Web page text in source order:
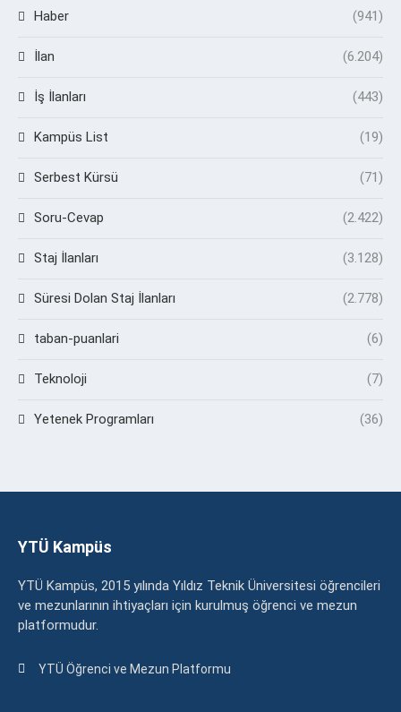
Haber (941)
İlan (6.204)
İş İlanları (443)
Kampüs List (19)
Serbest Kürsü (71)
Soru-Cevap (2.422)
Staj İlanları (3.128)
Süresi Dolan Staj İlanları (2.778)
taban-puanlari (6)
Teknoloji (7)
Yetenek Programları (36)
YTÜ Kampüs
YTÜ Kampüs, 2015 yılında Yıldız Teknik Üniversitesi öğrencileri
ve mezunlarının ihtiyaçları için kurulmuş öğrenci ve mezun
platformudur.
YTÜ Öğrenci ve Mezun Platformu